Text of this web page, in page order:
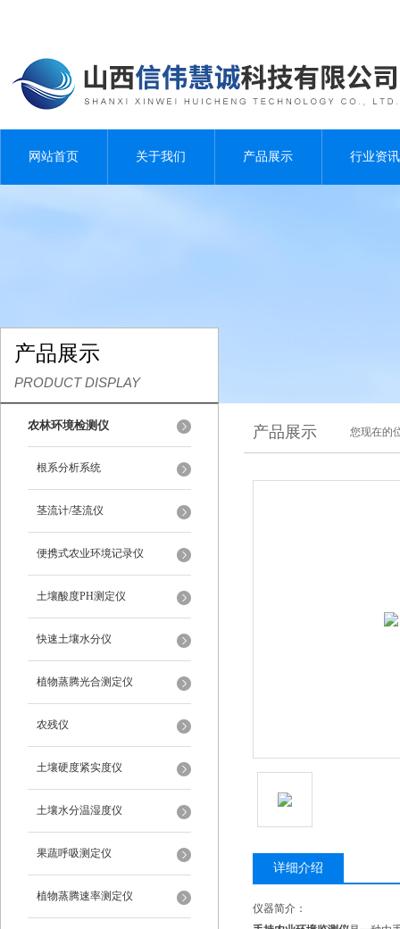
网站首页 关于我们 产品展示 行业资讯
产品展示
PRODUCT DISPLAY
农林环境检测仪
根系分析系统
茎流计/茎流仪
便携式农业环境记录仪
土壤酸度PH测定仪
快速土壤水分仪
植物蒸腾光合测定仪
农残仪
土壤硬度紧实度仪
土壤水分温湿度仪
果蔬呼吸测定仪
植物蒸腾速率测定仪
产品展示 您现在的
详细介绍
仪器简介：